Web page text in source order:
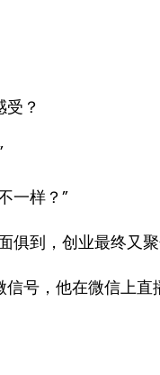
？
一样？”
俱到，创业最终又
号，他在微信上